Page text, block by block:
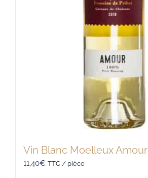
Vin Blanc Moelleux Amour
11,40€ TTC / pièce